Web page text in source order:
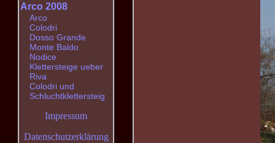
Arco 2008
Arco
Colodri
Dosso Grande
Monte Baldo
Nodice
Klettersteige ueber
Riva
Colodri und
Schluchtklettersteig
Impressum
Datenschutzerklärung